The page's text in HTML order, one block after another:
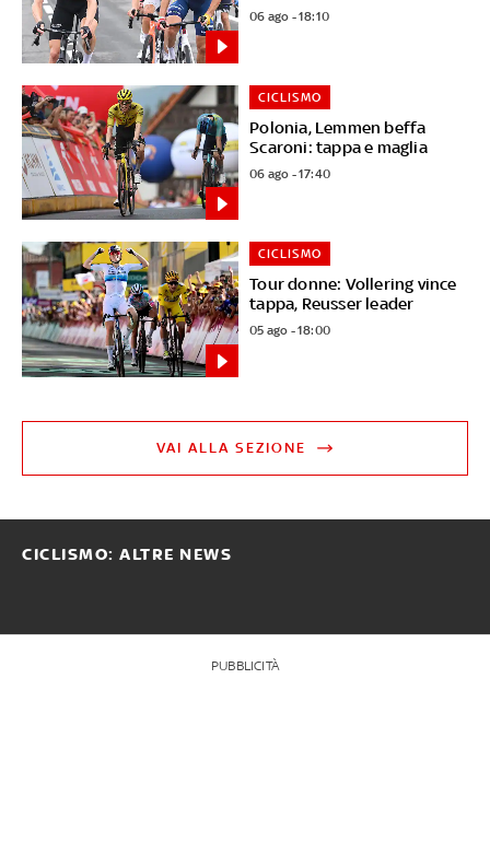
06 ago - 18:10
Polonia, Lemmen beffa
Scaroni: tappa e maglia
CICLISMO
06 ago - 17:40
Tour donne: Vollering vince
tappa, Reusser leader
CICLISMO
05 ago - 18:00
VAI ALLA SEZIONE
CICLISMO: ALTRE NEWS
PUBBLICITÀ